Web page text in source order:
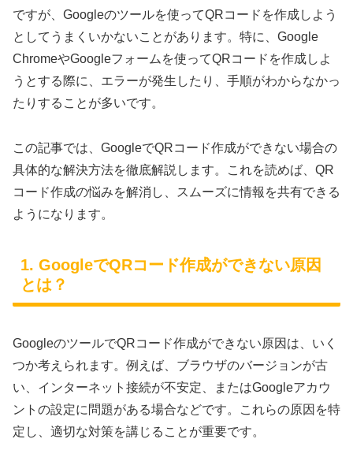
ですが、Googleのツールを使ってQRコードを作成しよう
としてうまくいかないことがあります。特に、Google
ChromeやGoogleフォームを使ってQRコードを作成しよ
うとする際に、エラーが発生したり、手順がわからなかっ
たりすることが多いです。
この記事では、GoogleでQRコード作成ができない場合の
具体的な解決方法を徹底解説します。これを読めば、QR
コード作成の悩みを解消し、スムーズに情報を共有できる
ようになります。
1. GoogleでQRコード作成ができない原因
とは？
GoogleのツールでQRコード作成ができない原因は、いく
つか考えられます。例えば、ブラウザのバージョンが古
い、インターネット接続が不安定、またはGoogleアカウ
ントの設定に問題がある場合などです。これらの原因を特
定し、適切な対策を講じることが重要です。